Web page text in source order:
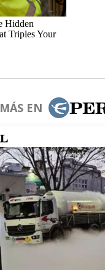
MÁS EN